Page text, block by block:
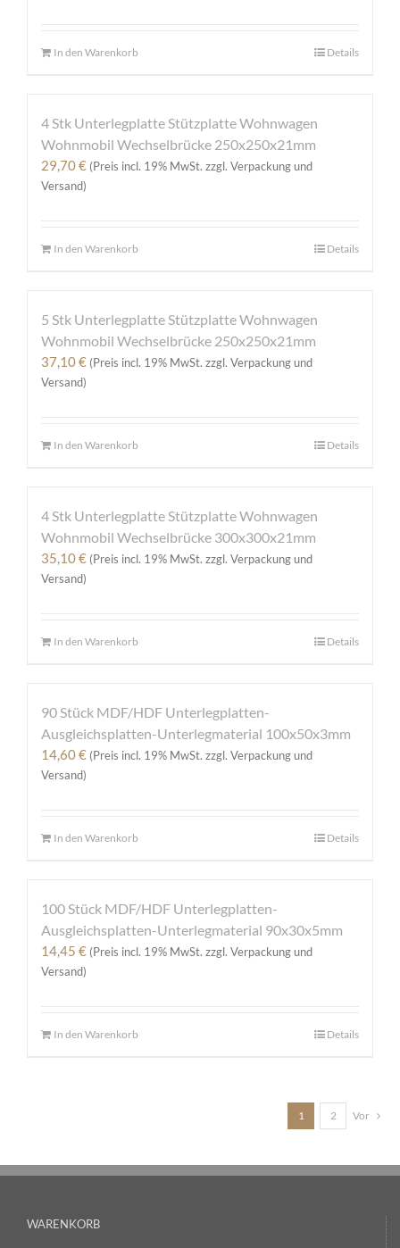
In den Warenkorb Details
4 Stk Unterlegplatte Stützplatte Wohnwagen
Wohnmobil Wechselbrücke 250x250x21mm
29,70€ (Preis incl. 19% MwSt. zzgl. Verpackung und
Versand)
In den Warenkorb Details
5 Stk Unterlegplatte Stützplatte Wohnwagen
Wohnmobil Wechselbrücke 250x250x21mm
37,10€ (Preis incl. 19% MwSt. zzgl. Verpackung und
Versand)
In den Warenkorb Details
4 Stk Unterlegplatte Stützplatte Wohnwagen
Wohnmobil Wechselbrücke 300x300x21mm
35,10€ (Preis incl. 19% MwSt. zzgl. Verpackung und
Versand)
In den Warenkorb Details
90 Stück MDF/HDF Unterlegplatten-
Ausgleichsplatten-Unterlegmaterial 100x50x3mm
14,60€ (Preis incl. 19% MwSt. zzgl. Verpackung und
Versand)
In den Warenkorb Details
100 Stück MDF/HDF Unterlegplatten-
Ausgleichsplatten-Unterlegmaterial 90x30x5mm
14,45 € (Preis incl. 19% MwSt. zzgl. Verpackung und
Versand)
In den Warenkorb Details
1 2 Vor
WARENKORB